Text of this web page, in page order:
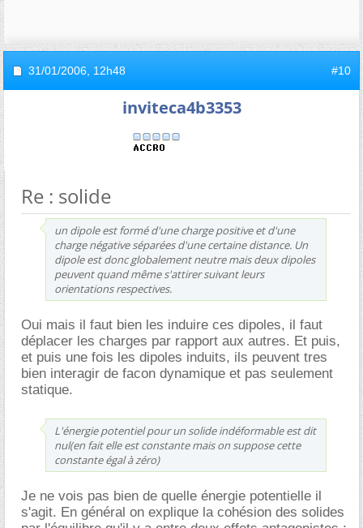
31/01/2006, 12h48 #10
inviteca4b3353
Re : solide
un dipole est formé d'une charge positive et d'une
charge négative séparées d'une certaine distance. Un
dipole est donc globalement neutre mais deux dipoles
peuvent quand même s'attirer suivant leurs
orientations respectives.
Oui mais il faut bien les induire ces dipoles, il faut
déplacer les charges par rapport aux autres. Et puis,
et puis une fois les dipoles induits, ils peuvent tres
bien interagir de facon dynamique et pas seulement
statique.
L'énergie potentiel pour un solide indéformable est dit
nul(en fait elle est constante mais on suppose cette
constante égal à zéro)
Je ne vois pas bien de quelle énergie potentielle il
s'agit. En général on explique la cohésion des solides